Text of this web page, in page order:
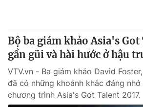
Emagazine Podcast
Photo
Video Shorts
Bộ ba giám khảo Asia's Got
gần gũi và hài hước ở hậu
VTV.vn - Ba giám khảo David
đã có những khoảnh khắc đáng
chương trình Asia's Got Talent 2017.